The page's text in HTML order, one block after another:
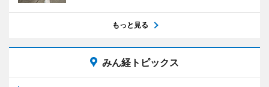
もっと見る
みん経トピックス